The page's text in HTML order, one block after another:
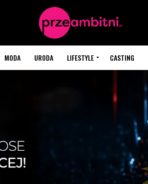
MODA URODA LIFESTYLE CASTING